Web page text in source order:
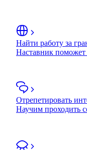
Найти работу за
Наставник поможет
Отрепетировать
Научим проходить